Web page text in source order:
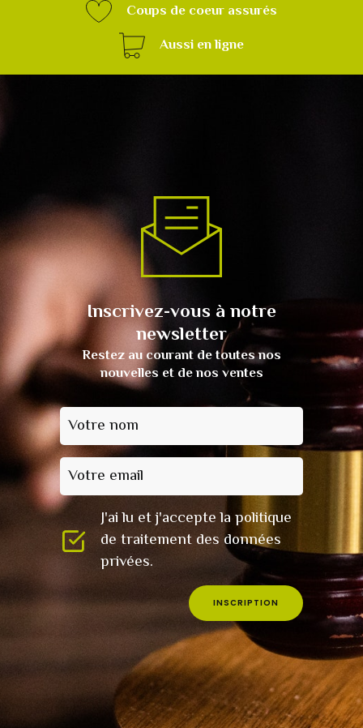
Coups de coeur assurés
Aussi en ligne
Inscrivez-vous à notre
newsletter
Restez au courant de toutes nos
nouvelles et de nos ventes
Votre nom
Votre email
J'ai lu et j'accepte la politique
de traitement des données
privées.
INSCRIPTION